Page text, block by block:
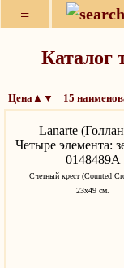
≡
Каталог
Цена▲▼ 15
Lanarte
Четыре элемента:
0148489A
Счетный крест (Counted
23x49 см.